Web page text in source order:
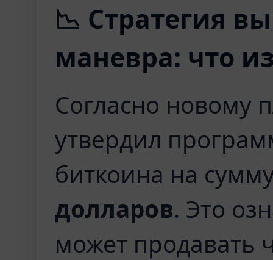
📉 Стратегия
маневра: что
Согласно новому
утвердил
биткоина на
долларов. Это
может продавать